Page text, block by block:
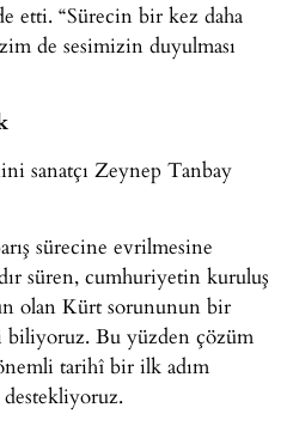
etti. “Sürecin bir kez daha
de sesimizin duyulması
sanatçı Zeynep Tanbay
sürecine evrilmesine
süren, cumhuriyetin kuruluş
olan Kürt sorununun bir
biliyoruz. Bu yüzden çözüm
tarihî bir ilk adım